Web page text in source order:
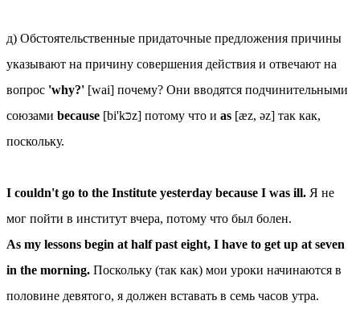
д) Обстоятельственные придаточные предложения причины
указывают на причину совершения действия и отвечают на
вопрос 'why?' [wai] почему? Они вводятся подчинительными
союзами because [bi'kכּz] потому что и as [æz, əz] так как,
поскольку.
I couldn't go to the Institute yesterday because I was ill. Я не
мог пойти в институт вчера, потому что был болен.
As my lessons begin at half past eight, I have to get up at seven
in the morning. Поскольку (так как) мои уроки начинаются в
половине девятого, я должен вставать в семь часов утра.